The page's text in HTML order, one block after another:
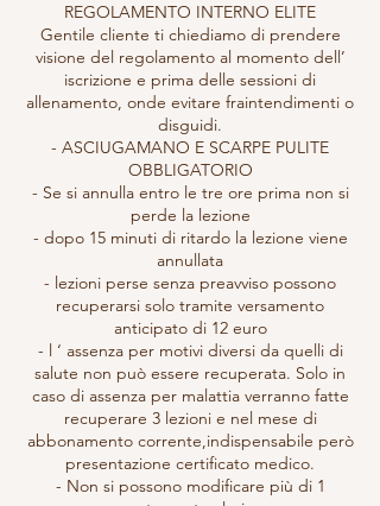
REGOLAMENTO INTERNO ELITE
Gentile cliente ti chiediamo di prendere
visione del regolamento al momento dell’
iscrizione e prima delle sessioni di
allenamento, onde evitare fraintendimenti o
disguidi.
- ASCIUGAMANO E SCARPE PULITE
OBBLIGATORIO
- Se si annulla entro le tre ore prima non si
perde la lezione
- dopo 15 minuti di ritardo la lezione viene
annullata
- lezioni perse senza preavviso possono
recuperarsi solo tramite versamento
anticipato di 12 euro
- l ‘ assenza per motivi diversi da quelli di
salute non può essere recuperata. Solo in
caso di assenza per malattia verranno fatte
recuperare 3 lezioni e nel mese di
abbonamento corrente,indispensabile però
presentazione certificato medico.
- Non si possono modificare più di 1